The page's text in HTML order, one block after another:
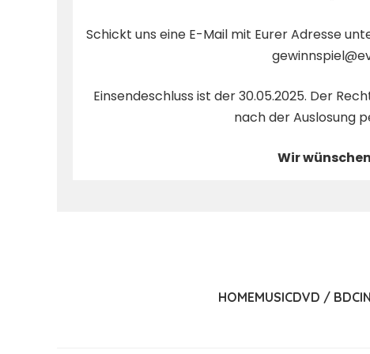
Schickt uns eine E-Mail mit Eurer Adresse
Einsendeschluss ist der 30.05.2025. Der
nach der Auslosung
Wir
HOMEMUSICDVD / BD